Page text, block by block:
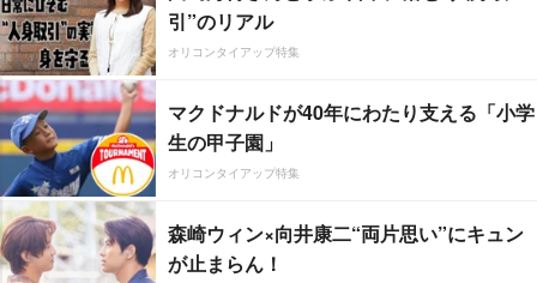
引”のリアル
オリコンタイアップ特集
マクドナルドが40年にわたり支える「小学
生の甲子園」
オリコンタイアップ特集
森崎ウィン×向井康二“両片思い”にキュン
が止まらん！